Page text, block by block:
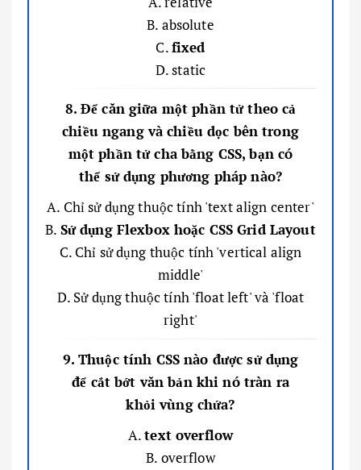
B. absolute
C.fixed
D. static
8. Để căn giữa một phần tử theo cả
chiều ngang và chiều dọc bên trong
một phần tử cha bằng CSS, bạn có
thể sử dụng phương pháp nào?
A. Chỉ sử dụng thuộc tính 'text align center'
B. Sử dụng Flexbox hoặc CSS Grid Layout
C. Chỉ sử dụng thuộc tính 'vertical align
middle'
D. Sử dụng thuộc tính 'float left' và 'float
right'
9. Thuộc tính CSS nào được sử dụng
để cắt bớt văn bản khi nó tràn ra
khỏi vùng chứa?
A.text overflow
B. overflow